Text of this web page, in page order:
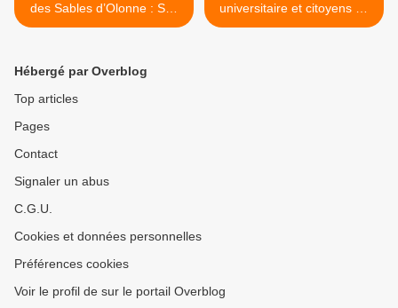
des Sables d’Olonne : Ses
ailes de géant l’empêchent
universitaire et citoyens de
Montpellier : Réponse à
Hébergé par Overblog
Top articles
Pages
Contact
Signaler un abus
C.G.U.
Cookies et données personnelles
Préférences cookies
Voir le profil de sur le portail Overblog